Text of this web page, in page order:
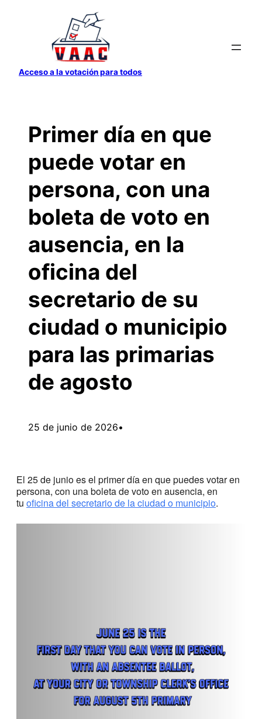
contenido
Acceso a la votación para todos
Primer día en que
puede votar en
persona, con una
boleta de voto en
ausencia, en la
oficina del
secretario de su
ciudad o municipio
para las primarias
de agosto
25 de junio de 2026•
El 25 de junio es el primer día en que puedes votar en
persona, con una boleta de voto en ausencia, en
tu oficina del secretario de la ciudad o municipio.